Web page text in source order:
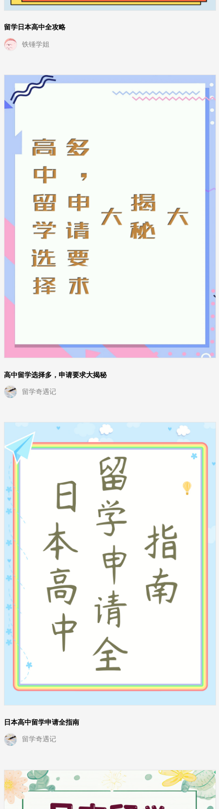
留学日本高中全攻略
铁锤学姐
高中留学选择多，申请要求大揭秘
留学奇遇记
日本高中留学申请全指南
留学奇遇记